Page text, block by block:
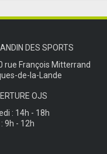
DES SPORTS
rue François Mitterrand
de-la-Lande
OJS
: 14h - 18h
9h - 12h